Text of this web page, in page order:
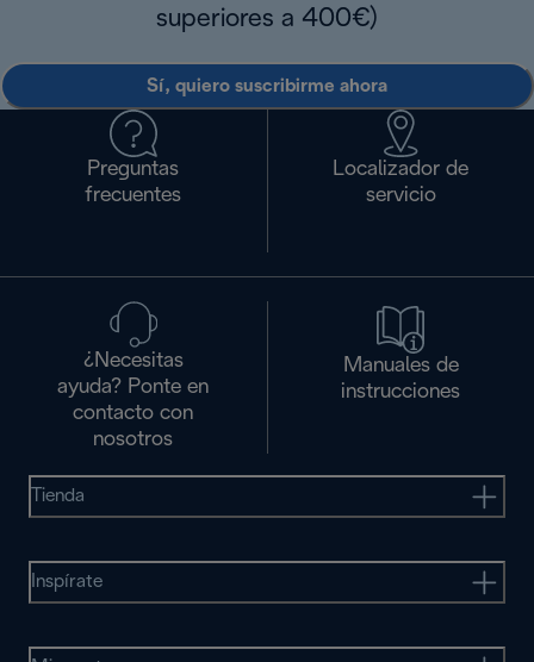
superiores a 400€)
Sí, quiero suscribirme ahora
Preguntas
frecuentes
Localizador de
servicio
¿Necesitas
ayuda? Ponte en
contacto con
nosotros
Manuales de
instrucciones
Tienda
Inspírate